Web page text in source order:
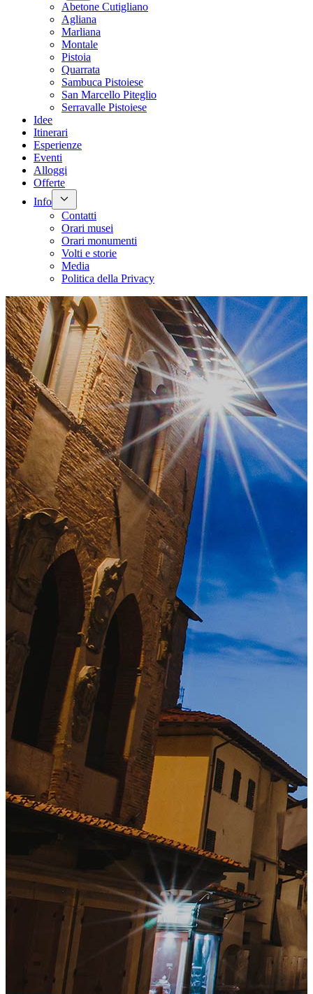
Abetone Cutigliano
Agliana
Marliana
Montale
Pistoia
Quarrata
Sambuca Pistoiese
San Marcello Piteglio
Serravalle Pistoiese
Idee
Itinerari
Esperienze
Eventi
Alloggi
Offerte
Info
Contatti
Orari musei
Orari monumenti
Volti e storie
Media
Politica della Privacy